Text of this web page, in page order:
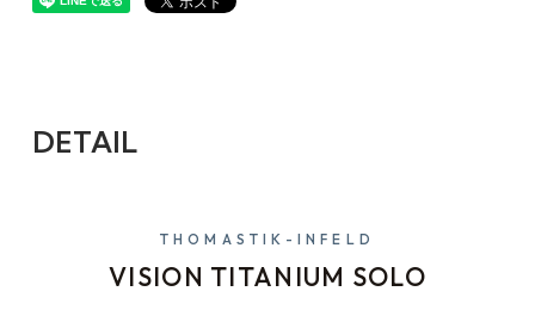
DETAIL
THOMASTIK-INFELD
VISION TITANIUM SOLO